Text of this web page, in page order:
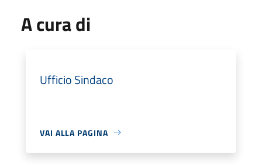
A cura di
Ufficio Sindaco
VAI ALLA PAGINA